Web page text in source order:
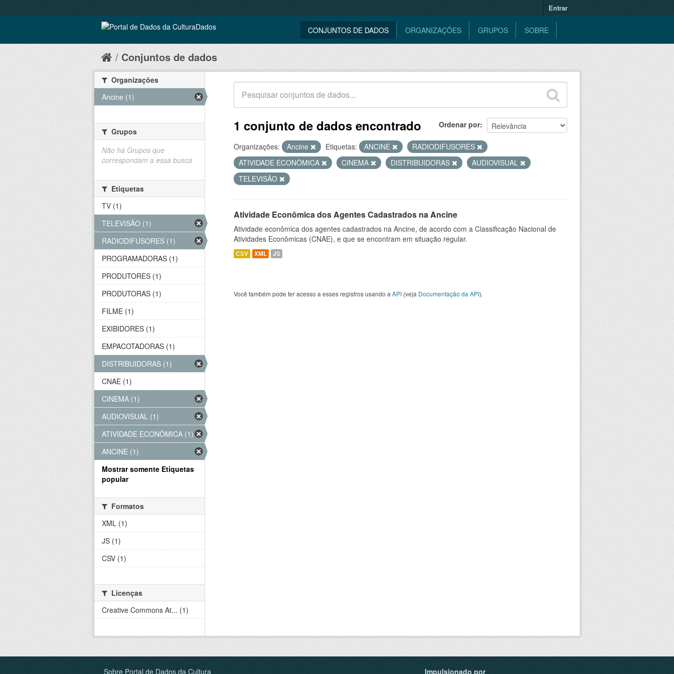
Entrar
CONJUNTOS DE DADOS ORGANIZAÇÕES GRUPOS SOBRE
Conjuntos de dados
Ordenar por
1 conjunto de dados encontrado
Organizações: Ancine Etiquetas: ANCINE
RADIODIFUSORES
ATIVIDADE ECONÔMICA
CINEMA DISTRIBUIDORAS
AUDIOVISUAL
TELEVISÃO
Atividade Econômica dos Agentes Cadastrados na Ancine
Atividade econômica dos agentes cadastrados na Ancine, de acordo com a Classificação Nacional de
Atividades Econômicas (CNAE), e que se encontram em situação regular.
CSV XML JS
Você também pode ter acesso a esses registros usando a API (veja Documentação da API).
Organizações
Ancine (1)
Grupos
Não há Grupos que
correspondam a essa busca
Etiquetas
TV (1)
TELEVISÃO (1)
RADIODIFUSORES (1)
PROGRAMADORAS (1)
PRODUTORES (1)
PRODUTORAS (1)
FILME (1)
EXIBIDORES (1)
EMPACOTADORAS (1)
DISTRIBUIDORAS (1)
CNAE (1)
CINEMA (1)
AUDIOVISUAL (1)
ATIVIDADE ECONÔMICA (1)
ANCINE (1)
Mostrar somente Etiquetas
popular
Formatos
XML (1)
JS (1)
CSV (1)
Licenças
Creative Commons At... (1)
Sobre Portal de Dados da Cultura Impulsionado por